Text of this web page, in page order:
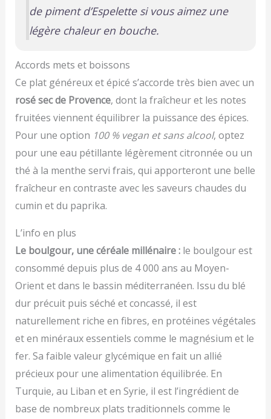
de piment d’Espelette si vous aimez une
légère chaleur en bouche.
Accords mets et boissons
Ce plat généreux et épicé s’accorde très bien avec un
rosé sec de Provence, dont la fraîcheur et les notes
fruitées viennent équilibrer la puissance des épices.
Pour une option 100 % vegan et sans alcool, optez
pour une eau pétillante légèrement citronnée ou un
thé à la menthe servi frais, qui apporteront une belle
fraîcheur en contraste avec les saveurs chaudes du
cumin et du paprika.
L’info en plus
Le boulgour, une céréale millénaire :le boulgour est
consommé depuis plus de 4 000 ans au Moyen-
Orient et dans le bassin méditerranéen. Issu du blé
dur précuit puis séché et concassé, il est
naturellement riche en fibres, en protéines végétales
et en minéraux essentiels comme le magnésium et le
fer. Sa faible valeur glycémique en fait un allié
précieux pour une alimentation équilibrée. En
Turquie, au Liban et en Syrie, il est l’ingrédient de
base de nombreux plats traditionnels comme le